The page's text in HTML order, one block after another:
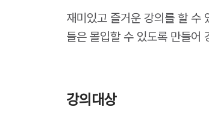
재미있고 즐거운 강의를 할 수
들은 몰입할 수 있도록 만들어
강의대상